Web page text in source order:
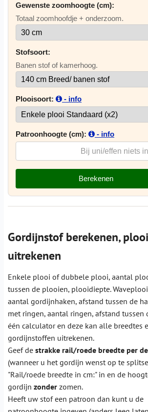
Gewenste zoomhoogte (cm):
Totaal zoomhoofdje + onderzoom.
Stofsoort:
Banen stof of kamerhoog.
Plooisoort: - info
Patroonhoogte (cm): - info
Berekenen
Gordijnstof berekenen,
uitrekenen
Enkele plooi of dubbele plooi, aantal
tussen de plooien, plooidiepte.
aantal gordijnhaken, afstand tussen de
met ringen, aantal ringen, afstand tussen
één calculator en deze kan alle breedtes
gordijnstoffen uitrekenen.
Geef de strakke rail/roede breedte per
(wanneer u het gordijn wenst op te
"Rail/roede breedte in cm:" in en de
gordijn zonder zomen.
Heeft uw stof een patroon dan kunt u de